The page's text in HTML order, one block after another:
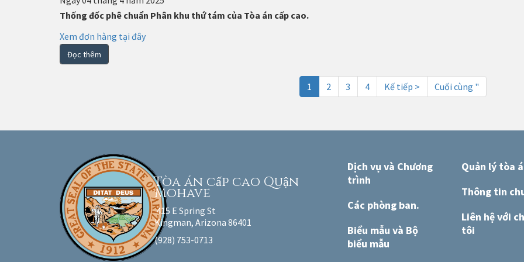
Thống đốc phê chuẩn Phân khu thứ tám của Tòa án cấp cao.
Xem đơn hàng tại đây
Đọc thêm
Trang
hiện
1 Trang
2 Trang
3 Trang
4
Trang
tiếp
Kế tiếp >
Trang
cuối
Cuối cùng "
Tòa án cấp cao Quận
Mohave
415 E Spring St
Kingman, Arizona 86401
(928) 753-0713
Dịch vụ và Chương
trình
Các phòng ban.
Biểu mẫu và Bộ
biểu mẫu
Quản lý tòa
Thông tin
Liên hệ với
tôi